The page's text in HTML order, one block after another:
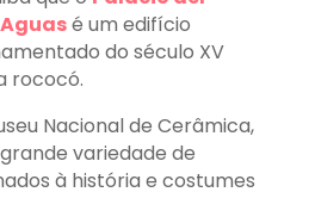
é um edifício
do século XV
rococó.
Nacional de Cerâmica,
variedade de
à história e costumes